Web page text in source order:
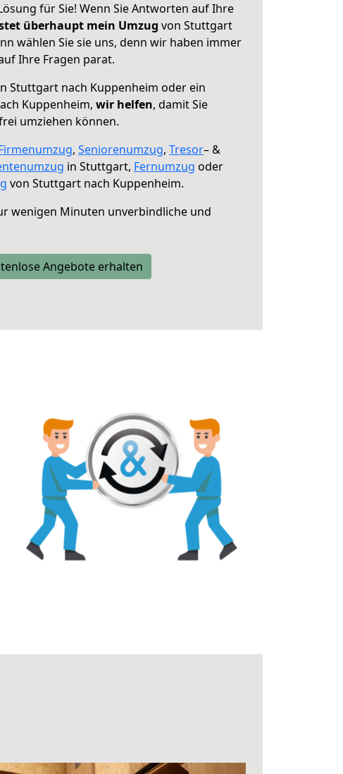
für Sie! Wenn Sie Antworten auf Ihre
überhaupt mein Umzug von Stuttgart
wählen Sie sie uns, denn wir haben immer
Ihre Fragen parat.
Stuttgart nach Kuppenheim oder ein
Kuppenheim, wir helfen, damit Sie
umziehen können.
, Seniorenumzug, Tresor– &
in Stuttgart, Fernumzug oder
von Stuttgart nach Kuppenheim.
wenigen Minuten unverbindliche und
Angebote erhalten